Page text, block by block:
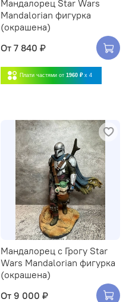
Мандалорец Star Wars
Mandalorian фигурка
(окрашена)
От 7 840 ₽
Плати частями от 1960 ₽ x 4
Мандалорец с Грогу Star
Wars Mandalorian фигурка
(окрашена)
От 9 000 ₽